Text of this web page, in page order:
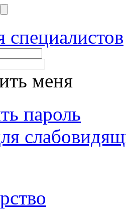
специалистов
меня
пароль